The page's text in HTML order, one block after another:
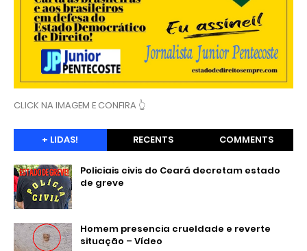
CLICK NA IMAGEM E CONFIRA 👆
+ LIDAS! RECENTS COMMENTS
Policiais civis do Ceará decretam estado
de greve
Homem presencia crueldade e reverte
situação – Vídeo